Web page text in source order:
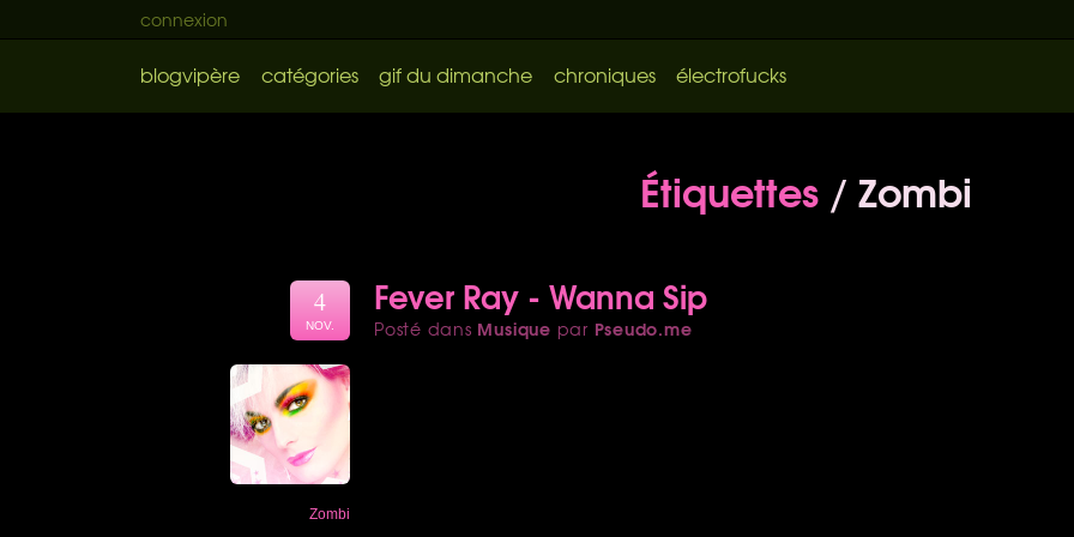
connexion
blogvipère catégories gif du dimanche chroniques électrofucks
Étiquettes/ Zombi
Fever Ray - Wanna Sip
Posté dans Musique par Pseudo.me
4
NOV.
Zombi